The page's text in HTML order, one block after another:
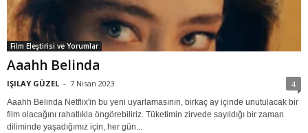
Film Eleştirisi ve Yorumlar
Aaahh Belinda
IŞILAY GÜZEL - 7 Nisan 2023 4
Aaahh Belinda Netflix'in bu yeni uyarlamasının, birkaç ay içinde unutulacak bir
film olacağını rahatlıkla öngörebiliriz. Tüketimin zirvede sayıldığı bir zaman
diliminde yaşadığımız için, her gün...